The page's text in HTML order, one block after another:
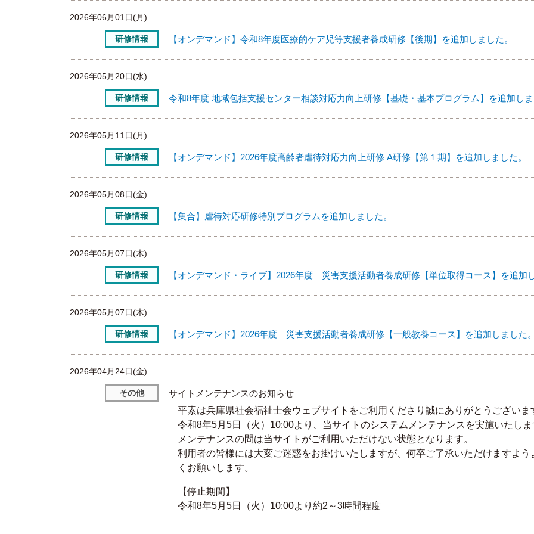
2026年06月01日(月)
研修情報 【オンデマンド】令和8年度医療的ケア児等支援者養成研修【後期】を追加しました。
2026年05月20日(水)
研修情報 令和8年度 地域包括支援センター相談対応力向上研修【基礎・基本プログラム】を追加し
2026年05月11日(月)
研修情報 【オンデマンド】2026年度高齢者虐待対応力向上研修 A研修【第１期】を追加しました。
2026年05月08日(金)
研修情報 【集合】虐待対応研修特別プログラムを追加しました。
2026年05月07日(木)
研修情報
2026年05月07日(木)
研修情報 【オンデマンド】2026年度 災害支援活動者養成研修【一般教養コース】を追加しました
2026年04月24日(金)
その他
サイトメンテナンスのお知らせ
平素は兵庫県社会福祉士会ウェブサイトをご利用くださり誠にありがとうございま
令和8年5月5日（火）10:00より、当サイトのシステムメンテナンスを実施いたし
メンテナンスの間は当サイトがご利用いただけない状態となります。
利用者の皆様には大変ご迷惑をお掛けいたしますが、何卒ご了承いただけますよう
くお願いします。
【停止期間】
令和8年5月5日（火）10:00より約2～3時間程度